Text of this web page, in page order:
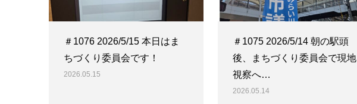
＃1076 2026/5/15 本日はま
ちづくり委員会です！
2026.05.15
＃1075 2026/5/14 朝の駅頭
後、まちづくり委員会で現地
視察へ…
2026.05.14